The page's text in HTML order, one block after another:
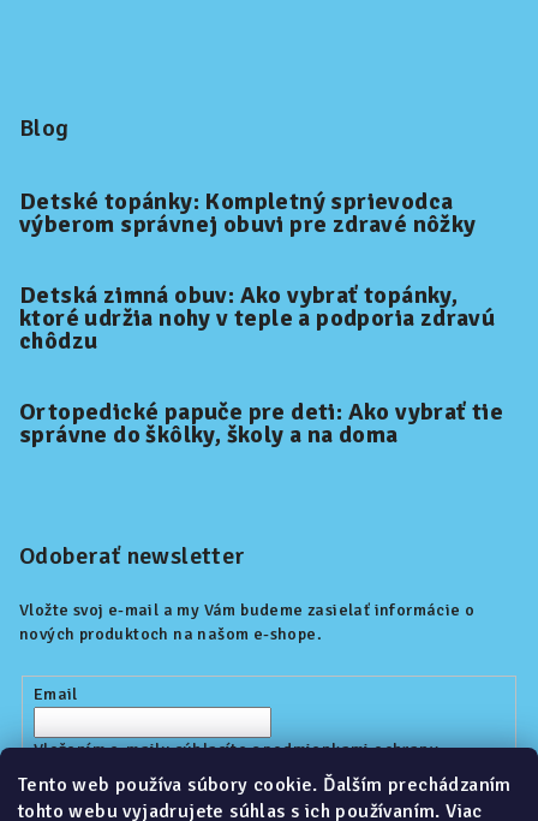
Tento web používa súbory cookie. Ďalším prechádzaním
tohto webu vyjadrujete súhlas s ich používaním. Viac
Blog
Detské topánky: Kompletný sprievodca
výberom správnej obuvi pre zdravé nôžky
Detská zimná obuv: Ako vybrať topánky,
ktoré udržia nohy v teple a podporia zdravú
chôdzu
Ortopedické papuče pre deti: Ako vybrať tie
správne do škôlky, školy a na doma
Odoberať newsletter
Vložte svoj e-mail a my Vám budeme zasielať informácie o
nových produktoch na našom e-shope.
Email
Vložením e-mailu súhlasíte spodmienkami ochrany
osobných údajov